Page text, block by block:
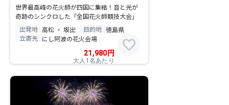
世界最高峰の花火師が四国に集結！音と光が
奇跡のシンクロした「全国花火師競技大会」
出発地 高松 ・ 坂出 目的地 徳島県
立寄先 にし阿波の花火会場
21,980円
大人1名あたり
favorite